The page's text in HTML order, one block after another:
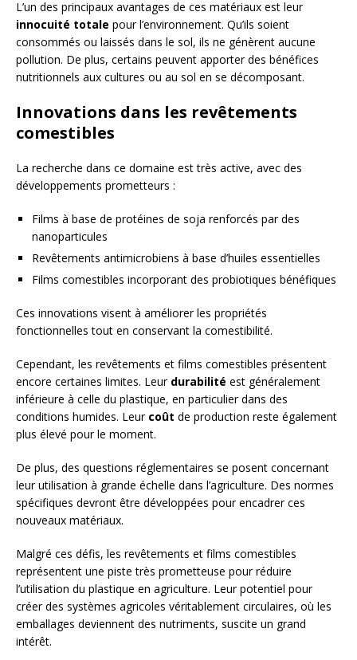
L’un des principaux avantages de ces matériaux est leur
innocuité totale pour l’environnement. Qu’ils soient
consommés ou laissés dans le sol, ils ne génèrent aucune
pollution. De plus, certains peuvent apporter des bénéfices
nutritionnels aux cultures ou au sol en se décomposant.
Innovations dans les revêtements
comestibles
La recherche dans ce domaine est très active, avec des
développements prometteurs :
Films à base de protéines de soja renforcés par des
nanoparticules
Revêtements antimicrobiens à base d’huiles essentielles
Films comestibles incorporant des probiotiques bénéfiques
Ces innovations visent à améliorer les propriétés
fonctionnelles tout en conservant la comestibilité.
Cependant, les revêtements et films comestibles présentent
encore certaines limites. Leur durabilité est généralement
inférieure à celle du plastique, en particulier dans des
conditions humides. Leur coût de production reste également
plus élevé pour le moment.
De plus, des questions réglementaires se posent concernant
leur utilisation à grande échelle dans l’agriculture. Des normes
spécifiques devront être développées pour encadrer ces
nouveaux matériaux.
Malgré ces défis, les revêtements et films comestibles
représentent une piste très prometteuse pour réduire
l’utilisation du plastique en agriculture. Leur potentiel pour
créer des systèmes agricoles véritablement circulaires, où les
emballages deviennent des nutriments, suscite un grand
intérêt.